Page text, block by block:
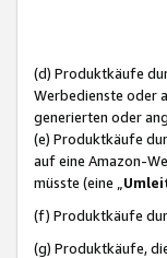
(d) Produktkäufe
Werbedienste oder
generierten oder
(e) Produktkäufe
auf eine Amazon-
müsste (eine „
(f) Produktkäufe
(g) Produktkäufe,